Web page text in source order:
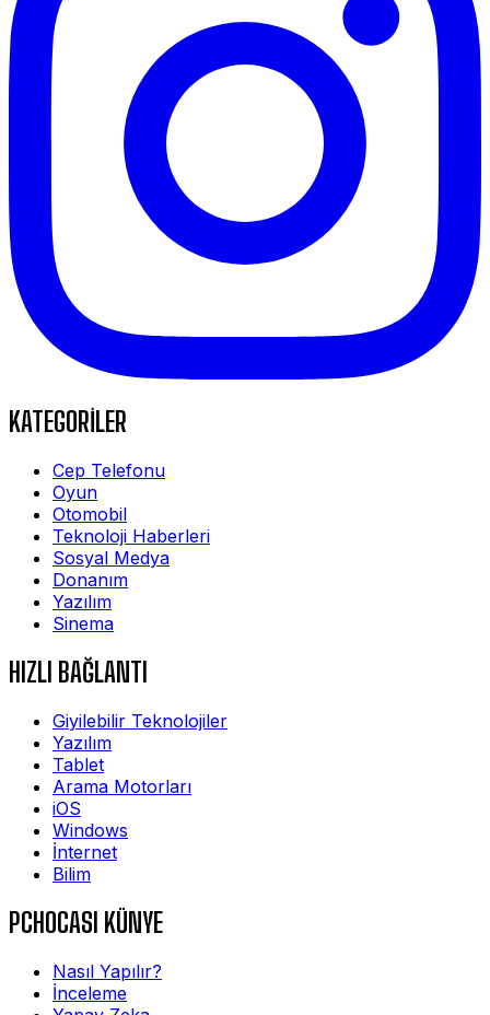
KATEGORİLER
Cep Telefonu
Oyun
Otomobil
Teknoloji Haberleri
Sosyal Medya
Donanım
Yazılım
Sinema
HIZLI BAĞLANTI
Giyilebilir Teknolojiler
Yazılım
Tablet
Arama Motorları
iOS
Windows
İnternet
Bilim
PCHOCASI KÜNYE
Nasıl Yapılır?
İnceleme